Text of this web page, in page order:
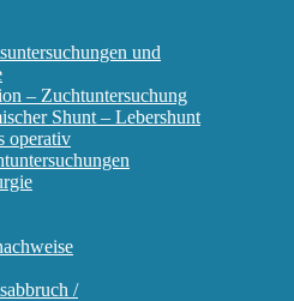
und
– Zuchtuntersuchung
Shunt – Lebershunt
operativ
/